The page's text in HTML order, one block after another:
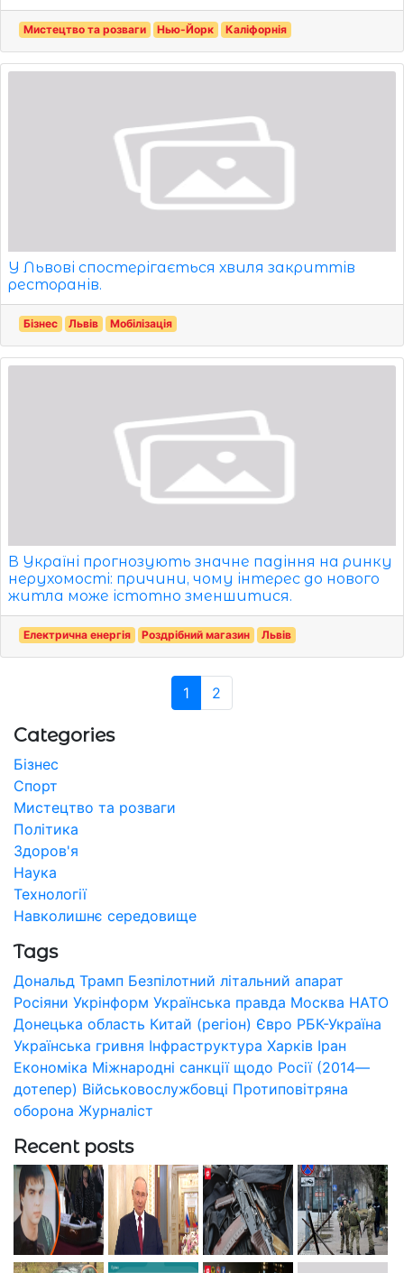
Мистецтво та розваги Нью-Йорк Каліфорнія
У Львові спостерігається хвиля закриттів
ресторанів.
Бізнес Львів Мобілізація
В Україні прогнозують значне падіння на ринку
нерухомості: причини, чому інтерес до нового
житла може істотно зменшитися.
Електрична енергія Роздрібний магазин Львів
1 2
Categories
Бізнес
Спорт
Мистецтво та розваги
Політика
Здоров'я
Наука
Технології
Навколишнє середовище
Tags
Дональд Трамп Безпілотний літальний апарат
Росіяни Укрінформ Українська правда Москва НАТО
Донецька область Китай (регіон) Євро РБК-Україна
Українська гривня Інфраструктура Харків Іран
Економіка Міжнародні санкції щодо Росії (2014—
дотепер) Військовослужбовці Протиповітряна
оборона Журналіст
Recent posts